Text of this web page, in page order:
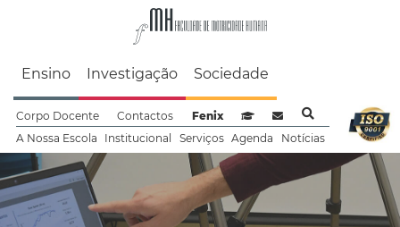
Faculdade de
Ensino Investigação Sociedade
Corpo Docente Contactos Fenix
Sistema de Gestão de
Webmail
A Nossa Escola Institucional Serviços Agenda Notícias